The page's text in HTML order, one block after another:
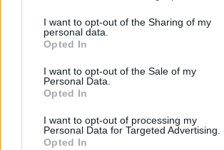
I want to opt-out of the Sharing of my
personal data.
Opted In
I want to opt-out of the Sale of my
Personal Data.
Opted In
I want to opt-out of processing my
Personal Data for Targeted Advertising.
Opted In
Αιτωλικό τοπίο, ενώ σήκωναν ή
πέτρες, ή πιάνοντας ταύρους.
Νικημένος, ο Μίλωνας επαίνεσε
«δεύτερο Ηρακλή». Η φράση που
Ούτος Άλλος Ηρακλής»